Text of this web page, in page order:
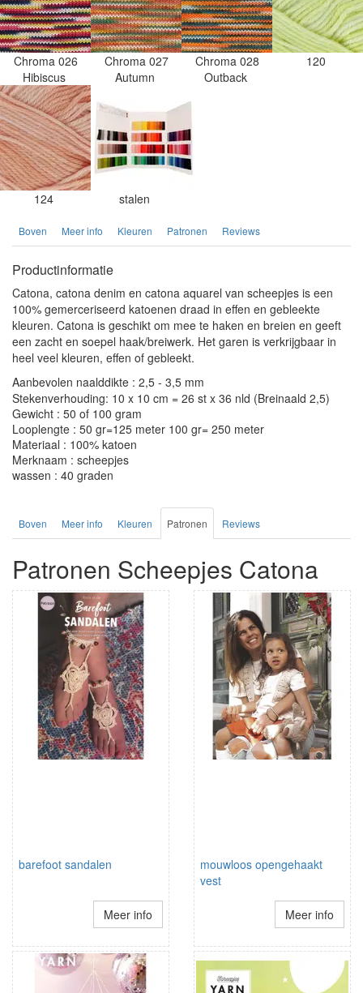
Chroma 026
Hibiscus
Chroma 027
Autumn
Chroma 028
Outback
120
124 stalen
Boven Meer info Kleuren Patronen Reviews
Productinformatie
Catona, catona denim en catona aquarel van scheepjes is een
100% gemerceriseerd katoenen draad in effen en gebleekte
kleuren. Catona is geschikt om mee te haken en breien en geeft
een zacht en soepel haak/breiwerk. Het garen is verkrijgbaar in
heel veel kleuren, effen of gebleekt.
Aanbevolen naalddikte : 2,5 - 3,5 mm
Stekenverhouding: 10 x 10 cm = 26 st x 36 nld (Breinaald 2,5)
Gewicht : 50 of 100 gram
Looplengte : 50 gr=125 meter 100 gr= 250 meter
Materiaal : 100% katoen
Merknaam : scheepjes
wassen : 40 graden
Boven Meer info Kleuren Patronen Reviews
Patronen Scheepjes Catona
barefoot sandalen
Meer info
mouwloos opengehaakt
vest
Meer info